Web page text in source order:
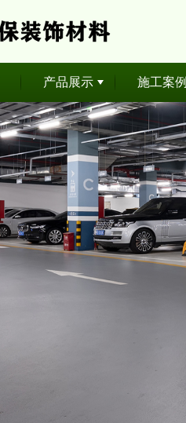
产品展示 施工案例